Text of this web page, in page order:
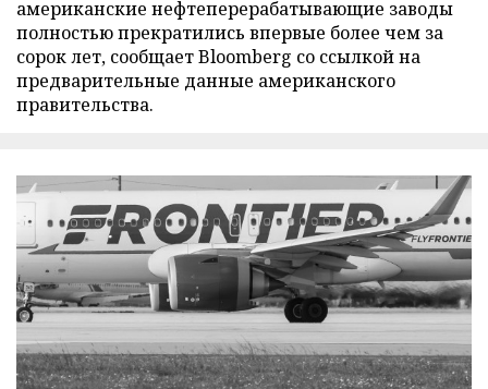
американские нефтеперерабатывающие заводы
полностью прекратились впервые более чем за
сорок лет, сообщает Bloomberg со ссылкой на
предварительные данные американского
правительства.